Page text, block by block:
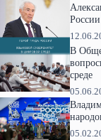
России
В
среде